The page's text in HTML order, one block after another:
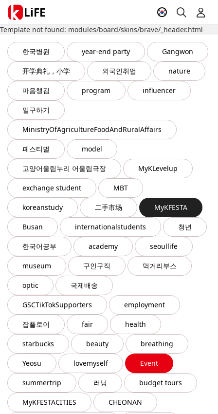
LiFE
Template not found: modules/board/skins/brave/_header.html
한국병원 year-end party Gangwon
开学典礼，小学 외국인취업 nature
마음챙김 program influencer
일구하기
MinistryOfAgricultureFoodAndRuralAffairs
페스티벌 model
고양어울림누리 어울림극장 MyKLevelup
exchange student MBT
koreanstudy 二手市场 MyKFESTA
Busan internationalstudents 청년
한국어공부 academy seoullife
museum 구인구직 먹거리부스
optic 국제배송
GSCTikTokSupporters employment
잡플로이 fair health
starbucks beauty breathing
Yeosu lovemyself Event
summertrip 러닝 budget tours
MyKFESTACITIES CHEONAN